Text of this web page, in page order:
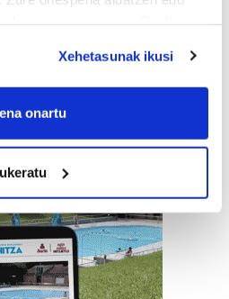
like to:
about your geographical
by actively scanning it for
(fingerprinting)
your personal data is processed
in thedetails section.
datu pertsonalak
Xehetasunak ikusi
onartu